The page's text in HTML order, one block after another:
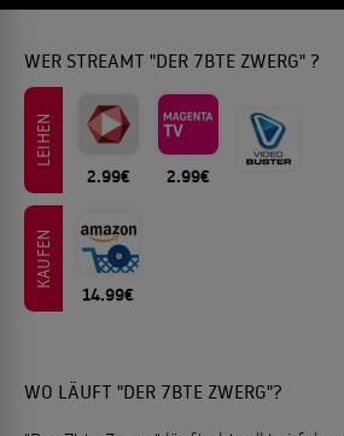
WER STREAMT "DER 7BTE ZWERG" ?
LEIHEN
2.99€ 2.99€
KAUFEN
14.99€
WO LÄUFT "DER 7BTE ZWERG"?